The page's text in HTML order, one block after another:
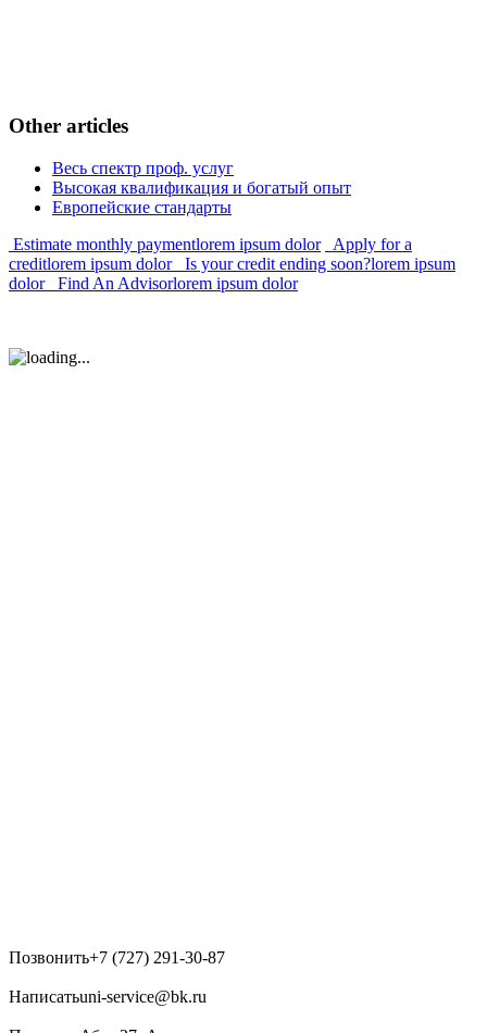
Other articles
Весь спектр проф. услуг
Высокая квалификация и богатый опыт
Европейские стандарты
Estimate monthly paymentlorem ipsum dolor
Apply for a
creditlorem ipsum dolor Is your credit ending soon?lorem ipsum
dolor
Find An Advisorlorem ipsum dolor
Позвонить+7 (727) 291-30-87
Написатьuni-service@bk.ru